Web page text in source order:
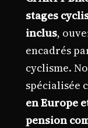
stages
inclus,
encadrés
cyclisme.
spécialisée
en Europe
pension